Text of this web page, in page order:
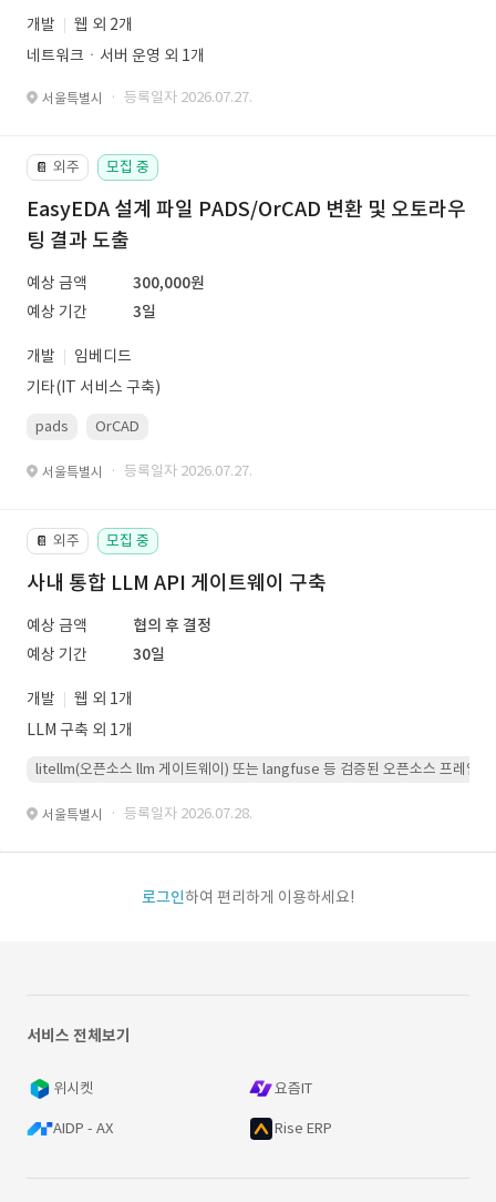
개발
웹 외 2개
네트워크ㆍ서버 운영 외 1개
서울특별시 · 등록일자 2026.07.27.
📔 외주 모집 중
EasyEDA 설계 파일 PADS/OrCAD 변환 및 오토라우
팅 결과 도출
예상 금액
300,000원
예상 기간
3일
개발
임베디드
기타(IT 서비스 구축)
pads OrCAD
서울특별시 · 등록일자 2026.07.27.
📔 외주 모집 중
사내 통합 LLM API 게이트웨이 구축
예상 금액
협의 후 결정
예상 기간
30일
개발
웹 외 1개
LLM 구축 외 1개
litellm(오픈소스 llm 게이트웨이) 또는 langfuse 등 검증된 오픈소스 프레임워
서울특별시 · 등록일자 2026.07.28.
로그인하여 편리하게 이용하세요!
서비스 전체보기
위시켓 요즘IT
AIDP - AX Rise ERP